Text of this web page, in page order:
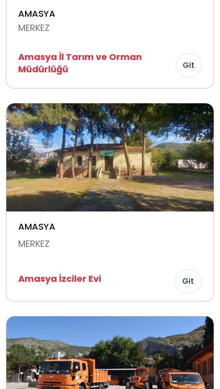
AMASYA
MERKEZ
Amasya İl Tarım ve Orman
Müdürlüğü
Git
AMASYA
MERKEZ
Amasya İzciler Evi Git